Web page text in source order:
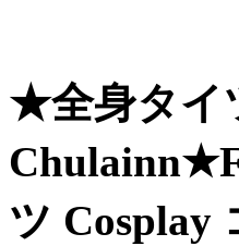
★全身タイ
ツ Cosplay